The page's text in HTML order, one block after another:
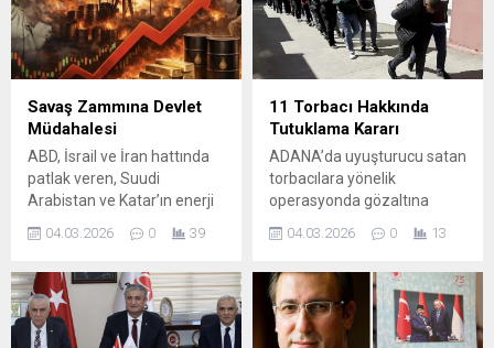
ve üreticiyi merkeze alan
sürdürülebilir tarım
politikaları için iktidarı
göreve çağırdı. Bölgede
büyüyen savaş ortamının
gübreden mazota tarımsal
doğrudan olumsuzluk
yarattığını...
yaz ayları öncesi sivrisinek
ve haşereyle mücadele
kapsamında yapacağı
ihalenin nasıl bir yöntemle
gerçekleştirileceği kulislerde
yoğun şekilde tartışılıyor.
İddiaları Belediye
çevrelerinde konuşulanlara
göre, geçmiş dönemlerde
bazı teknik şartnamelerin
Savaş Zammına Devlet
Müdahalesi
ABD, İsrail ve İran hattında
patlak veren, Suudi
Arabistan ve Katar’ın enerji
küresel bir arz krizine
ekonomisine vereceği ilk
büyük hasar için devletin
zirvesi harekete geçti. Bu
04.03.2026 0 39
11 Torbacı Hakkında
Tutuklama Kararı
ADANA’da uyuşturucu satan
torbacılara yönelik
operasyonda gözaltına
tutuklandı, 5’i adli kontrolle
Müdürlüğü Narkotik Suçlarla
Mücadele Şubesi ekipleri,
‘torbacı’ diye tabir edilen
04.03.2026 0 13